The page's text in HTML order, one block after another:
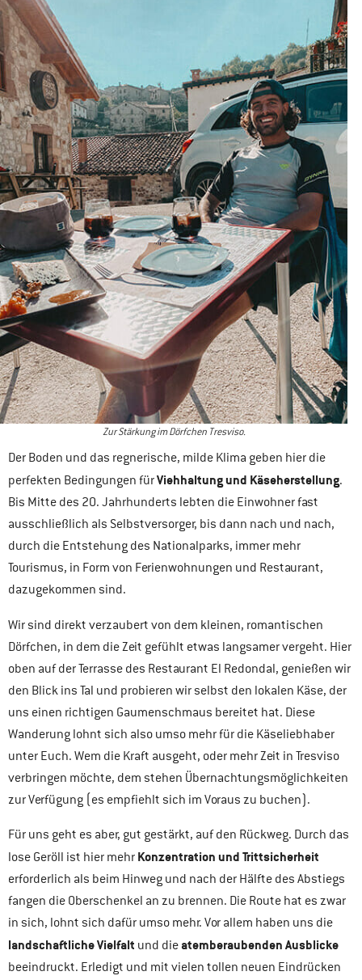
Zur Stärkung im Dörfchen Tresviso.
Der Boden und das regnerische, milde Klima geben hier die
perfekten Bedingungen fürViehhaltung und Käseherstellung.
Bis Mitte des 20. Jahrhunderts lebten die Einwohner fast
ausschließlich als Selbstversorger, bis dann nach und nach,
durch die Entstehung des Nationalparks, immer mehr
Tourismus, in Form von Ferienwohnungen und Restaurant,
dazugekommen sind.
Wir sind direkt verzaubert von dem kleinen, romantischen
Dörfchen, in dem die Zeit gefühlt etwas langsamer vergeht. Hier
oben auf der Terrasse des Restaurant El Redondal, genießen wir
den Blick ins Tal und probieren wir selbst den lokalen Käse, der
uns einen richtigen Gaumenschmaus bereitet hat. Diese
Wanderung lohnt sich also umso mehr für die Käseliebhaber
unter Euch. Wem die Kraft ausgeht, oder mehr Zeit in Tresviso
verbringen möchte, dem stehen Übernachtungsmöglichkeiten
zur Verfügung (es empfiehlt sich im Voraus zu buchen).
Für uns geht es aber, gut gestärkt, auf den Rückweg. Durch das
lose Geröll ist hier mehr Konzentration und Trittsicherheit
erforderlich als beim Hinweg und nach der Hälfte des Abstiegs
fangen die Oberschenkel an zu brennen. Die Route hat es zwar
in sich, lohnt sich dafür umso mehr. Vor allem haben uns die
landschaftliche Vielfalt und dieatemberaubenden Ausblicke
beeindruckt. Erledigt und mit vielen tollen neuen Eindrücken